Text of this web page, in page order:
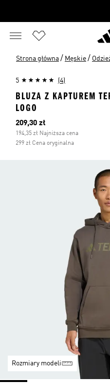
Strona główna / Męskie /
5 (4)
BLUZA Z KAPTUREM
LOGO
Bieżąca cena
209,30 zł
194,35 zł Najniższa cena
299 zł Cena oryginalna
Rozmiary modeli